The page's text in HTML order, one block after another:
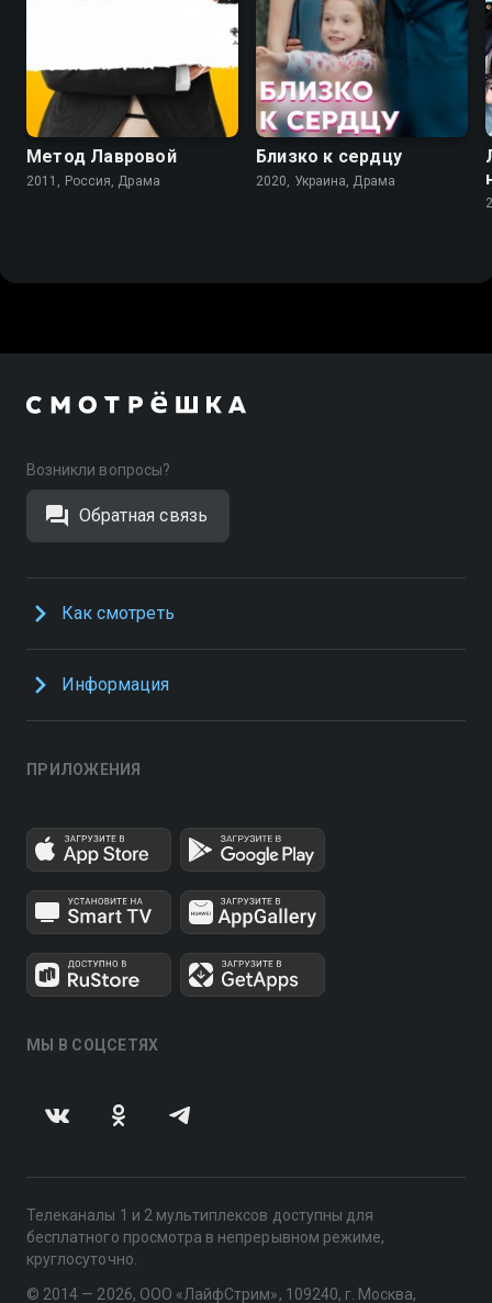
7.2 5.7
Метод Лавровой
2011, Россия, Драма
7.1
Близко к сердцу
2020, Украина, Драма
Возникли вопросы?
Обратная связь
Как смотреть
Информация
ПРИЛОЖЕНИЯ
МЫ В СОЦСЕТЯХ
Телеканалы 1 и 2 мультиплексов доступны для
бесплатного просмотра в непрерывном режиме,
круглосуточно.
© 2014 — 2026, ООО «ЛайфСтрим», 109240, г. Москва,